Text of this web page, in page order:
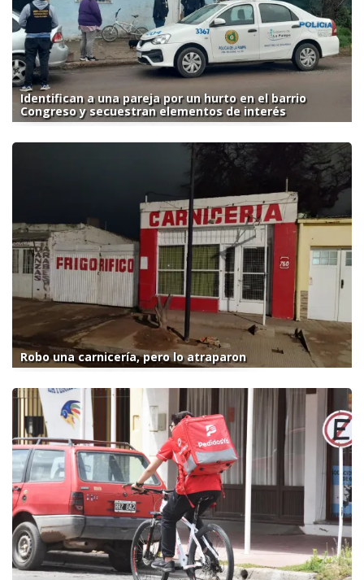
Identifican a una pareja por un hurto en el barrio
Congreso y secuestran elementos de interés
Robo una carnicería, pero lo atraparon